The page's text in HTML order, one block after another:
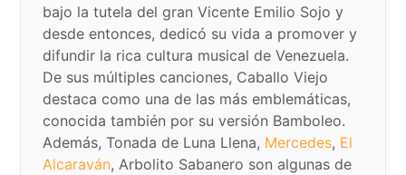
bajo la tutela del gran Vicente Emilio Sojo y
desde entonces, dedicó su vida a promover y
difundir la rica cultura musical de Venezuela.
De sus múltiples canciones, Caballo Viejo
destaca como una de las más emblemáticas,
conocida también por su versión Bamboleo.
Además, Tonada de Luna Llena, Mercedes, El
Alcaraván, Arbolito Sabanero son algunas de